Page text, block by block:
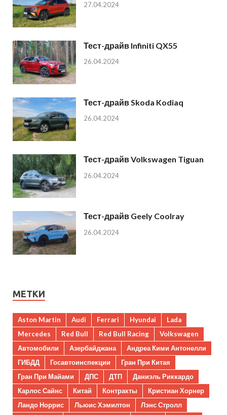
27.04.2024
Тест-драйв Infiniti QX55
26.04.2024
Тест-драйв Skoda Kodiaq
26.04.2024
Тест-драйв Volkswagen Tiguan
26.04.2024
Тест-драйв Geely Coolray
26.04.2024
МЕТКИ
Aston Martin Audi Ferrari Hyundai
Lada
Mercedes
Red Bull Red Bull Racing
Volkswagen
Автомобили
Азербайджана
Андреа Кими Антонелли
ГИБДД
Госавтоинспекции
Гран При Китая
Гран При Майами
ДПС ДТП
Даниэль Риккардо
Карлос Сайнс
Китай Контракты
Кристиан Хорнер
Ландо Норрис
Льюис Хэмилтон
Лэнс Стролл